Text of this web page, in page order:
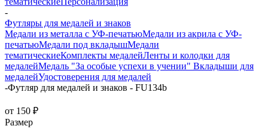
-
Футляры для медалей и знаков
Медали из металла с УФ-печатьюМедали из акрила с УФ-
печатьюМедали под вкладышМедали
тематическиеКомплекты медалейЛенты и колодки для
медалейМедаль "За особые успехи в учении" Вкладыши для
медалейУдостоверения для медалей
-Футляр для медалей и знаков - FU134b
от 150 ₽
Размер